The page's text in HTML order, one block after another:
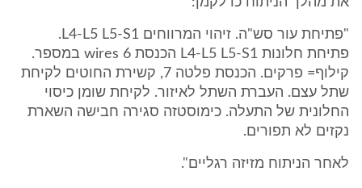
"פתיחת עור סש"ה. זיהוי המרווחים L4-L5 L5-S1.
פתיחת חלונות L4-L5 L5-S1 הכנסת wires 6 במספר.
קילוף= פרקים. הכנסת פלטה 7, קשירת החוטים לקיחת
שתל עצם. העברת השתל לאיזור. לקיחת שומן כיסוי
החלונית של התעלה. כימוסטזה סגירה חבישה השארת
נקזים לא תפורים.
לאחר הניתוח מזיזה רגליים".